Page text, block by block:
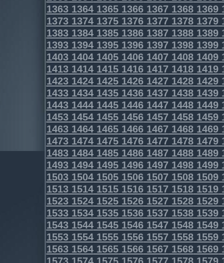
1363136413651366136713681369
1373137413751376137713781379
1383138413851386138713881389
1393139413951396139713981399
1403140414051406140714081409
1413141414151416141714181419
1423142414251426142714281429
1433143414351436143714381439
1443144414451446144714481449
1453145414551456145714581459
1463146414651466146714681469
1473147414751476147714781479
1483148414851486148714881489
1493149414951496149714981499
1503150415051506150715081509
1513151415151516151715181519
1523152415251526152715281529
1533153415351536153715381539
1543154415451546154715481549
1553155415551556155715581559
1563156415651566156715681569